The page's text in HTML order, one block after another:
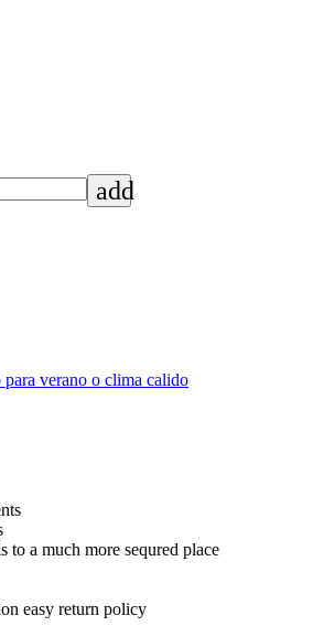
add
para verano o clima calido
to a much more sequred place
easy return policy